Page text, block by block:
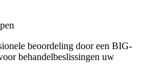
beoordeling door een BIG-
behandelbeslissingen uw